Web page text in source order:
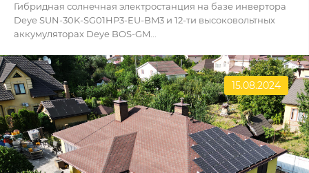
Гибридная солнечная электростанция на базе инвертора
Deye SUN-30K-SG01HP3-EU-BM3 и 12-ти высоковольтных
аккумуляторах Deye BOS-GM...
15.08.2024